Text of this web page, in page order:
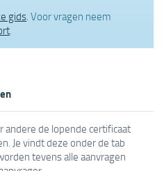
gids. Voor vragen neem
.
andere de lopende certificaat
Je vindt deze onder de tab
tevens alle aanvragen